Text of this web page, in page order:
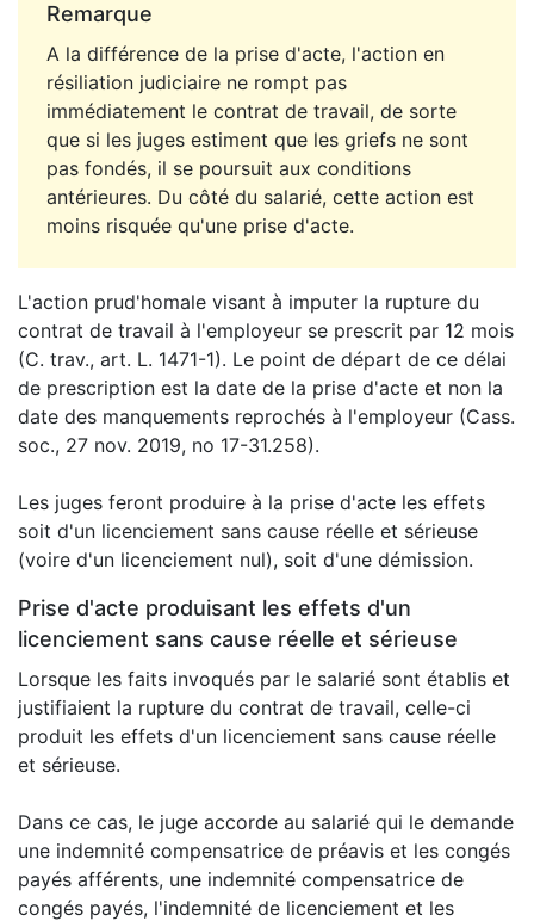
Remarque
A la différence de la prise d'acte, l'action en
résiliation judiciaire ne rompt pas
immédiatement le contrat de travail, de sorte
que si les juges estiment que les griefs ne sont
pas fondés, il se poursuit aux conditions
antérieures. Du côté du salarié, cette action est
moins risquée qu'une prise d'acte.
L'action prud'homale visant à imputer la rupture du
contrat de travail à l'employeur se prescrit par 12 mois
(C. trav., art. L. 1471-1). Le point de départ de ce délai
de prescription est la date de la prise d'acte et non la
date des manquements reprochés à l'employeur (Cass.
soc., 27 nov. 2019, no 17-31.258).
Les juges feront produire à la prise d'acte les effets
soit d'un licenciement sans cause réelle et sérieuse
(voire d'un licenciement nul), soit d'une démission.
Prise d'acte produisant les effets d'un
licenciement sans cause réelle et sérieuse
Lorsque les faits invoqués par le salarié sont établis et
justifiaient la rupture du contrat de travail, celle-ci
produit les effets d'un licenciement sans cause réelle
et sérieuse.
Dans ce cas, le juge accorde au salarié qui le demande
une indemnité compensatrice de préavis et les congés
payés afférents, une indemnité compensatrice de
congés payés, l'indemnité de licenciement et les